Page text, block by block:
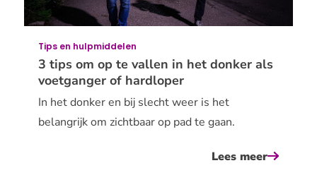
3 tips om op te vallen in het donker als
voetganger of hardloper
Tips en hulpmiddelen
In het donker en bij slecht weer is het
belangrijk om zichtbaar op pad te gaan.
Lees meerover